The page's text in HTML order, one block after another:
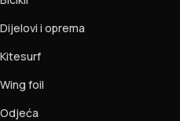
Dijelovi i oprema
Kitesurf
Wing foil
Odjeća